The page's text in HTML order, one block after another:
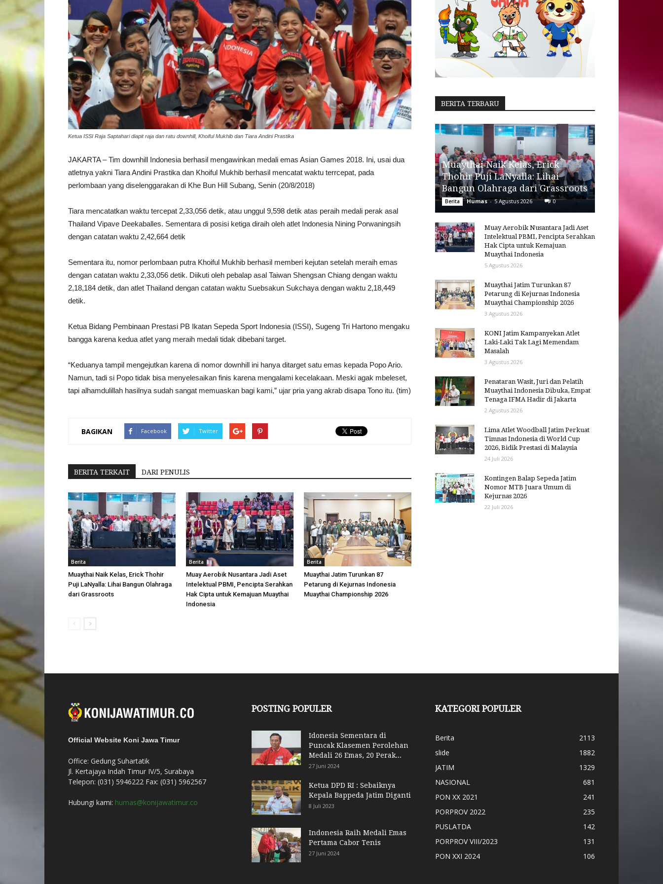
Ketua ISSI Raja Saptahari diapit raja dan ratu downhill, Khoiful Mukhib dan Tiara Andini Prastika
JAKARTA – Tim downhill Indonesia berhasil mengawinkan medali emas Asian Games 2018. Ini, usai dua
atletnya yakni Tiara Andini Prastika dan Khoiful Mukhib berhasil mencatat waktu terrcepat, pada
perlombaan yang diselenggarakan di Khe Bun Hill Subang, Senin (20/8/2018)
Tiara mencatatkan waktu tercepat 2,33,056 detik, atau unggul 9,598 detik atas peraih medali perak asal
Thailand Vipave Deekaballes. Sementara di posisi ketiga diraih oleh atlet Indonesia Nining Porwaningsih
dengan catatan waktu 2,42,664 detik
Sementara itu, nomor perlombaan putra Khoiful Mukhib berhasil memberi kejutan setelah meraih emas
dengan catatan waktu 2,33,056 detik. Diikuti oleh pebalap asal Taiwan Shengsan Chiang dengan waktu
2,18,184 detik, dan atlet Thailand dengan catatan waktu Suebsakun Sukchaya dengan waktu 2,18,449
detik.
Ketua Bidang Pembinaan Prestasi PB Ikatan Sepeda Sport Indonesia (ISSI), Sugeng Tri Hartono mengaku
bangga karena kedua atlet yang meraih medali tidak dibebani target.
“Keduanya tampil mengejutkan karena di nomor downhill ini hanya ditarget satu emas kepada Popo Ario.
Namun, tadi si Popo tidak bisa menyelesaikan finis karena mengalami kecelakaan. Meski agak mbeleset,
tapi alhamdulillah hasilnya sudah sangat memuaskan bagi kami,” ujar pria yang akrab disapa Tono itu. (tim)
BAGIKAN Facebook Twitter
BERITA TERKAIT DARI PENULIS
Berita
Muaythai Naik Kelas, Erick Thohir
Puji LaNyalla: Lihai Bangun Olahraga
dari Grassroots
Berita
Muay Aerobik Nusantara Jadi Aset
Intelektual PBMI, Pencipta Serahkan
Hak Cipta untuk Kemajuan Muaythai
Indonesia
Berita
Muaythai Jatim Turunkan 87
Petarung di Kejurnas Indonesia
Muaythai Championship 2026
BERITA TERBARU
Muaythai Naik Kelas, Erick
Thohir Puji LaNyalla: Lihai
Bangun Olahraga dari Grassroots
Berita Humas - 5 Agustus 2026 0
Muay Aerobik Nusantara Jadi Aset
Intelektual PBMI, Pencipta Serahkan
Hak Cipta untuk Kemajuan
Muaythai Indonesia
5 Agustus 2026
Muaythai Jatim Turunkan 87
Petarung di Kejurnas Indonesia
Muaythai Championship 2026
3 Agustus 2026
KONI Jatim Kampanyekan Atlet
Laki-Laki Tak Lagi Memendam
Masalah
3 Agustus 2026
Penataran Wasit, Juri dan Pelatih
Muaythai Indonesia Dibuka, Empat
Tenaga IFMA Hadir di Jakarta
2 Agustus 2026
Lima Atlet Woodball Jatim Perkuat
Timnas Indonesia di World Cup
2026, Bidik Prestasi di Malaysia
24 Juli 2026
Kontingen Balap Sepeda Jatim
Nomor MTB Juara Umum di
Kejurnas 2026
22 Juli 2026
Official Website Koni Jawa Timur
Office: Gedung Suhartatik
Jl. Kertajaya Indah Timur IV/5, Surabaya
Telepon: (031) 5946222 Fax: (031) 5962567
Hubungi kami: humas@konijawatimur.co
POSTING POPULER
Idonesia Sementara di
Puncak Klasemen Perolehan
Medali 26 Emas, 20 Perak...
27 Juni 2024
Ketua DPD RI : Sebaiknya
Kepala Bappeda Jatim Diganti
8 Juli 2023
Indonesia Raih Medali Emas
Pertama Cabor Tenis
27 Juni 2024
KATEGORI POPULER
Berita
2113
slide
1882
JATIM
1329
NASIONAL
681
PON XX 2021
241
PORPROV 2022
235
PUSLATDA
142
PORPROV VIII/2023
131
PON XXI 2024
106